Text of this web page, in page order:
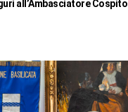
all’Ambasciatore Cospito